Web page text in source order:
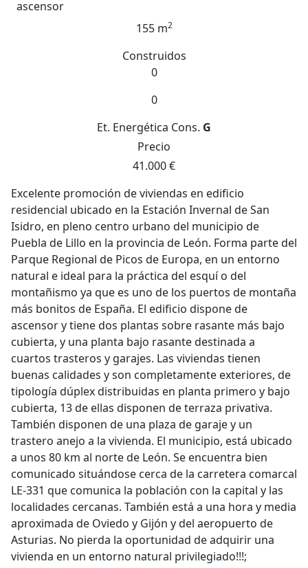
ascensor
155 m2
Construidos
0
0
Et. Energética Cons. G
Precio
41.000 €
Excelente promoción de viviendas en edificio
residencial ubicado en la Estación Invernal de San
Isidro, en pleno centro urbano del municipio de
Puebla de Lillo en la provincia de León. Forma parte del
Parque Regional de Picos de Europa, en un entorno
natural e ideal para la práctica del esquí o del
montañismo ya que es uno de los puertos de montaña
más bonitos de España. El edificio dispone de
ascensor y tiene dos plantas sobre rasante más bajo
cubierta, y una planta bajo rasante destinada a
cuartos trasteros y garajes. Las viviendas tienen
buenas calidades y son completamente exteriores, de
tipología dúplex distribuidas en planta primero y bajo
cubierta, 13 de ellas disponen de terraza privativa.
También disponen de una plaza de garaje y un
trastero anejo a la vivienda. El municipio, está ubicado
a unos 80 km al norte de León. Se encuentra bien
comunicado situándose cerca de la carretera comarcal
LE-331 que comunica la población con la capital y las
localidades cercanas. También está a una hora y media
aproximada de Oviedo y Gijón y del aeropuerto de
Asturias. No pierda la oportunidad de adquirir una
vivienda en un entorno natural privilegiado!!!;